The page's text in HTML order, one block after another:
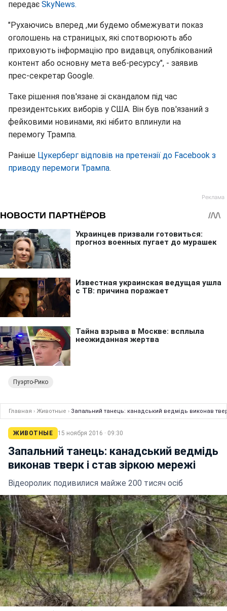
передає SkyNews.
"Рухаючись вперед ,ми будемо обмежувати показ
оголошень на страницых, які спотворюють або
приховують інформацію про видавця, опублікований
контент або основну мета веб-ресурсу", - заявив
прес-секретар Google.
Таке рішення пов'язане зі скандалом під час
президентських виборів у США. Він був пов'язаний з
фейковими новинами, які нібито вплинули на
перемогу Трампа.
Раніше Цукерберг відповів на претензії до Facebook з
приводу перемоги Трампа.
Пуэрто-Рико
Главная › Животные › Запальний танець: канадський ведмідь виконав
ЖИВОТНЫЕ 15 ноября 2016 · 09:30
Запальний танець: канадський ведмідь
виконав тверк і став зіркою мережі
Відеоролик подивилися майже 200 тисяч осіб